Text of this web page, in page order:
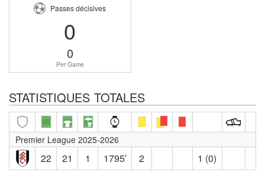
Passes décisives
0
0
Per Game
STATISTIQUES TOTALES
Premier League 2025-2026
22 21 1 1795′ 2 1 (0)